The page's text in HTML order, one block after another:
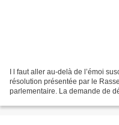
I l faut aller au-delà de l’émoi
résolution présentée par le
parlementaire. La demande de